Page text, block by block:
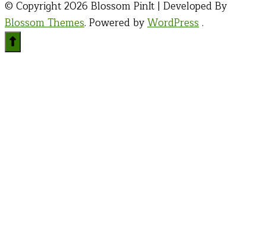
© Copyright 2026 Blossom PinIt | Developed By
Blossom Themes. Powered byWordPress.